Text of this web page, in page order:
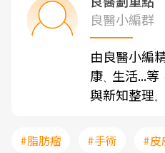
良醫小編群
由良醫小編
康、 生活...
與新知整理。
#脂肪瘤 #手術 #皮